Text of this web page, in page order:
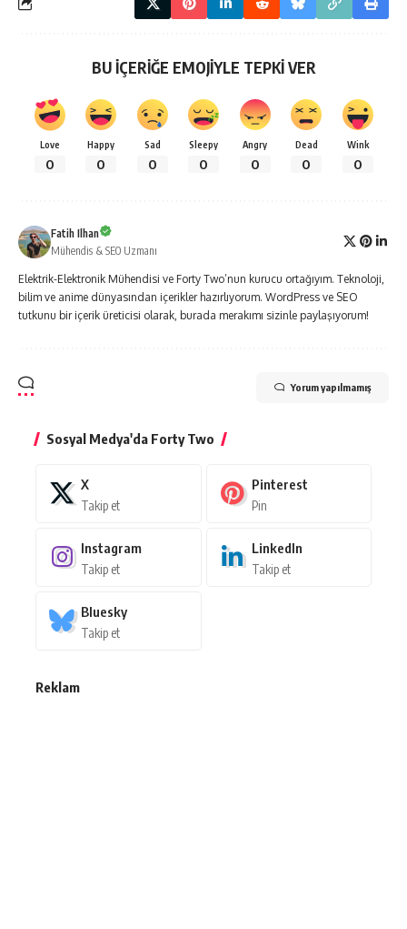
BU İÇERİĞE EMOJİYLE TEPKİ VER
Love
0
Happy
0
Sad
0
Sleepy
0
Angry
0
Dead
0
Wink
0
Fatih Ilhan
Mühendis & SEO Uzmanı
Elektrik-Elektronik Mühendisi ve Forty Two’nun kurucu ortağıyım. Teknoloji,
bilim ve anime dünyasından içerikler hazırlıyorum. WordPress ve SEO
tutkunu bir içerik üreticisi olarak, burada merakımı sizinle paylaşıyorum!
Yorum yapılmamış
Sosyal Medya'da Forty Two
X
Takip et
Pinterest
Pin
Instagram
Takip et
LinkedIn
Takip et
Bluesky
Takip et
Reklam